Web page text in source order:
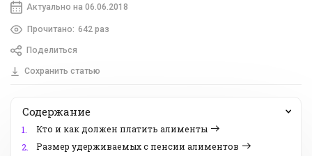
Актуально на 06.06.2018
Прочитано: 642 раз
Поделиться
Сохранить статью
Содержание
1.
Кто и как должен платить алименты
2.
Размер удерживаемых с пенсии алиментов